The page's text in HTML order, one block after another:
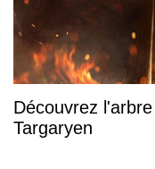
Découvrez
Targaryen